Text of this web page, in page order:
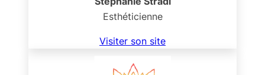
Esthéticienne
Visiter son site